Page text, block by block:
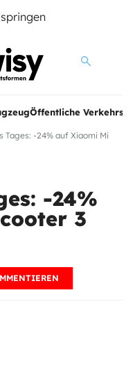
Öffentliche
Tages: -24% auf Xiaomi Mi
-24%
3